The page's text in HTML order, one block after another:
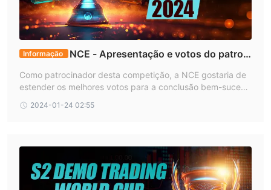
Índicesoferecem uma janela para o desempenho econômico
global através de Índices de ações, permitindo que os traders
carteiras de acordo.
Investir noAçõesO mercado permite a participação em
empresas globais líderes, facilitando o crescimento da carteira
por meio de investimentos em ações.
mercado de ativos digitais, onde tecnologias inovadoras e
tendências de mercado impulsionam o interesse dos
investidores e os retornos potenciais.
Informação
NCE - Apresentação e votos do patroci
nador do concurso
Como patrocinador desta competição, a NCE gostaria de
estender os melhores votos para a conclusão bem-sucedi
da do evento, e também espera que todos adquiram insig
hts valiosos no campo de investimentos por meio deste ev
2024-01-24 02:55